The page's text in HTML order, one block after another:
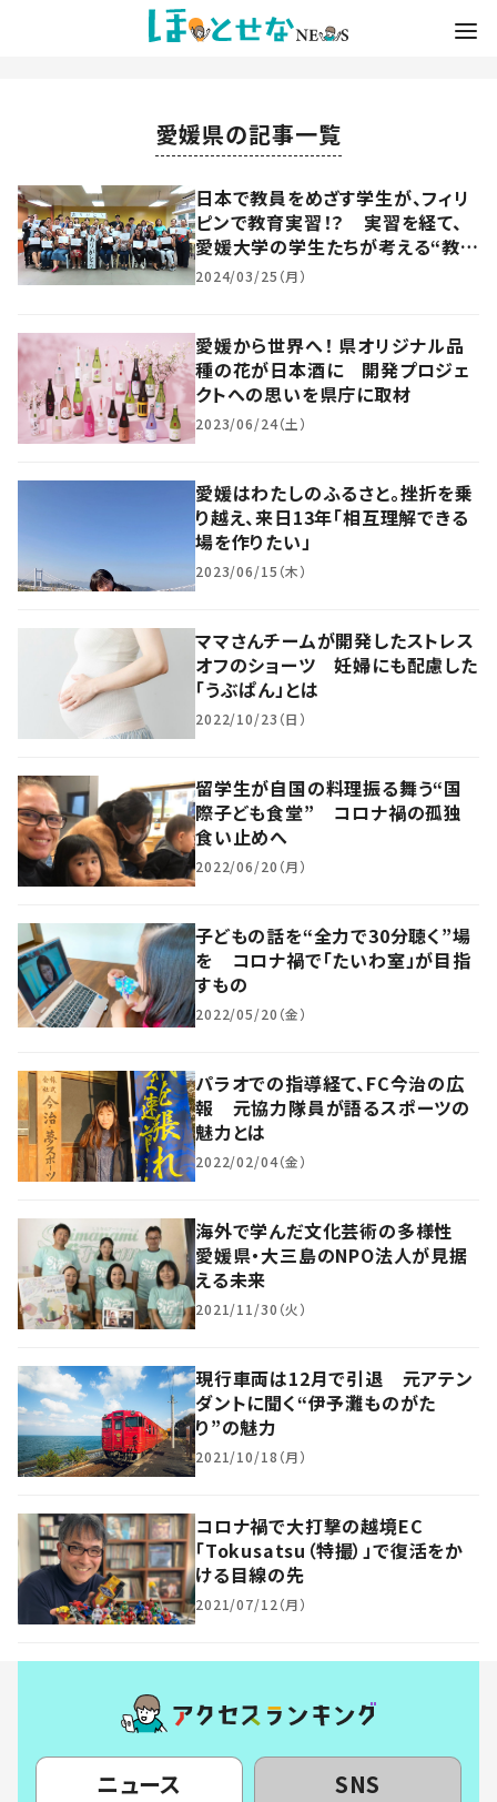
愛媛県の記事一覧
日本で教員をめざす学生が、フィリ
ピンで教育実習！？ 実習を経て、
愛媛大学の学生たちが考える“教員
としての役割”とは
2024/03/25（月）
愛媛から世界へ！ 県オリジナル品
種の花が日本酒に 開発プロジェ
クトへの思いを県庁に取材
2023/06/24（土）
愛媛はわたしのふるさと。挫折を乗
り越え、来日13年「相互理解できる
場を作りたい」
2023/06/15（木）
ママさんチームが開発したストレス
オフのショーツ 妊婦にも配慮した
「うぶぱん」とは
2022/10/23（日）
留学生が自国の料理振る舞う“国
際子ども食堂” コロナ禍の孤独
食い止めへ
2022/06/20（月）
子どもの話を“全力で30分聴く”場
を コロナ禍で「たいわ室」が目指
すもの
2022/05/20（金）
パラオでの指導経て、FC今治の広
報 元協力隊員が語るスポーツの
魅力とは
2022/02/04（金）
海外で学んだ文化芸術の多様性
愛媛県・大三島のNPO法人が見据
える未来
2021/11/30（火）
現行車両は12月で引退 元アテン
ダントに聞く“伊予灘ものがた
り”の魅力
2021/10/18（月）
コロナ禍で大打撃の越境EC
「Tokusatsu（特撮）」で復活をか
ける目線の先
2021/07/12（月）
ニュース SNS